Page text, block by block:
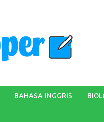
BAHASA INGGRIS